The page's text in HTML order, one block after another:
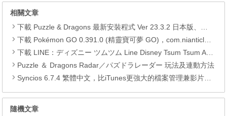
相關文章
下載 Puzzle & Dragons 最新安裝程式 Ver 23.3.2 日本版、港台版… (PAD Radar) (.apk) (.xapk)
下載 Pokémon GO 0.391.0 (精靈寶可夢 GO)，com.nianticlabs.pokemongo (.apk) (.xapk)
下載 LINE：ディズニー ツムツム Line Disney Tsum Tsum APK
Puzzle ＆ Dragons Radar／パズドラレーダー 玩法及連動方法
Syncios 6.7.4 繁體中文，比iTunes更強大的檔案管理兼影片轉檔工具
隨機文章